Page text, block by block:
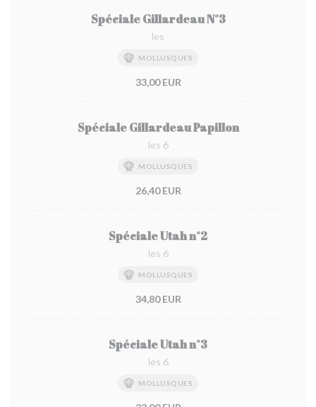
Spéciale Gillardeau N°3
les
MOLLUSQUES
33,00 EUR
Spéciale Gillardeau Papillon
les 6
MOLLUSQUES
26,40 EUR
Spéciale Utah n°2
les 6
MOLLUSQUES
34,80 EUR
Spéciale Utah n°3
les 6
MOLLUSQUES